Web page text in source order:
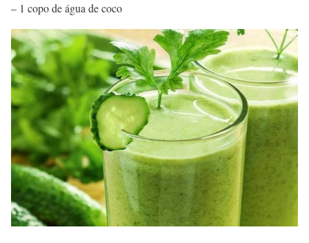
– 1 copo de água de coco